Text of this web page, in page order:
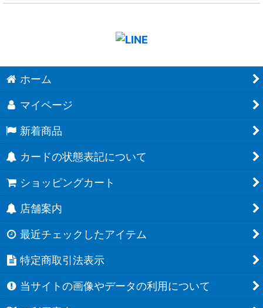
ホーム
マイページ
新着商品
カードの状態表記について
ショッピングカート
店舗案内
最近チェックしたアイテム
特定商取引法表示
当サイトの画像やデータの利用について